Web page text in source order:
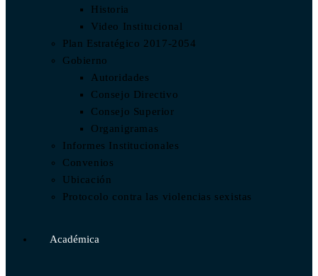
Historia
Video Institucional
Plan Estratégico 2017-2054
Gobierno
Autoridades
Consejo Directivo
Consejo Superior
Organigramas
Informes Institucionales
Convenios
Ubicación
Protocolo contra las violencias sexistas
Académica